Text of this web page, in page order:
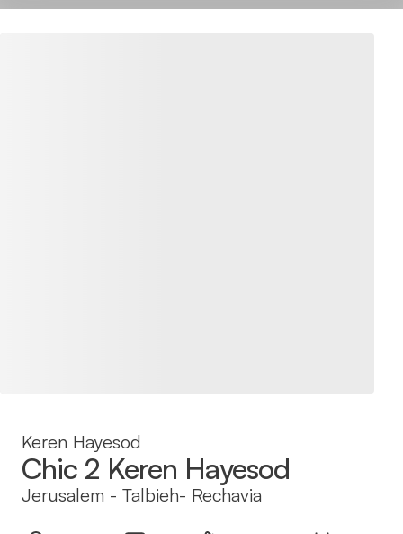
Keren Hayesod
Chic 2 Keren Hayesod
Jerusalem - Talbieh- Rechavia